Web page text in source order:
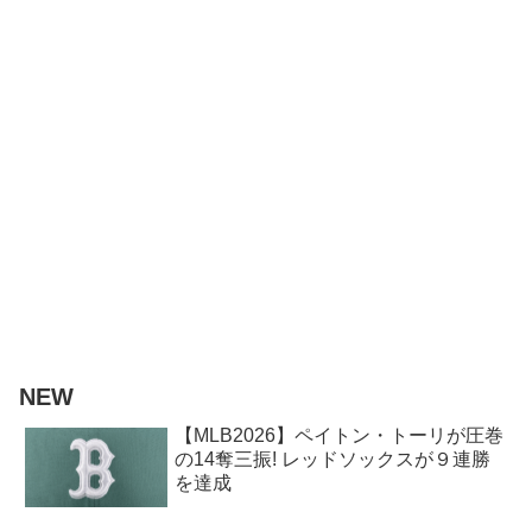
NEW
【MLB2026】ペイトン・トーリが圧巻
の14奪三振! レッドソックスが９連勝
を達成